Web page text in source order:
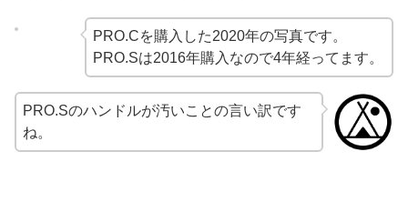
PRO.Cを購入した2020年の写真です。
PRO.Sは2016年購入なので4年経ってます。
PRO.Sのハンドルが汚いことの言い訳です
ね。